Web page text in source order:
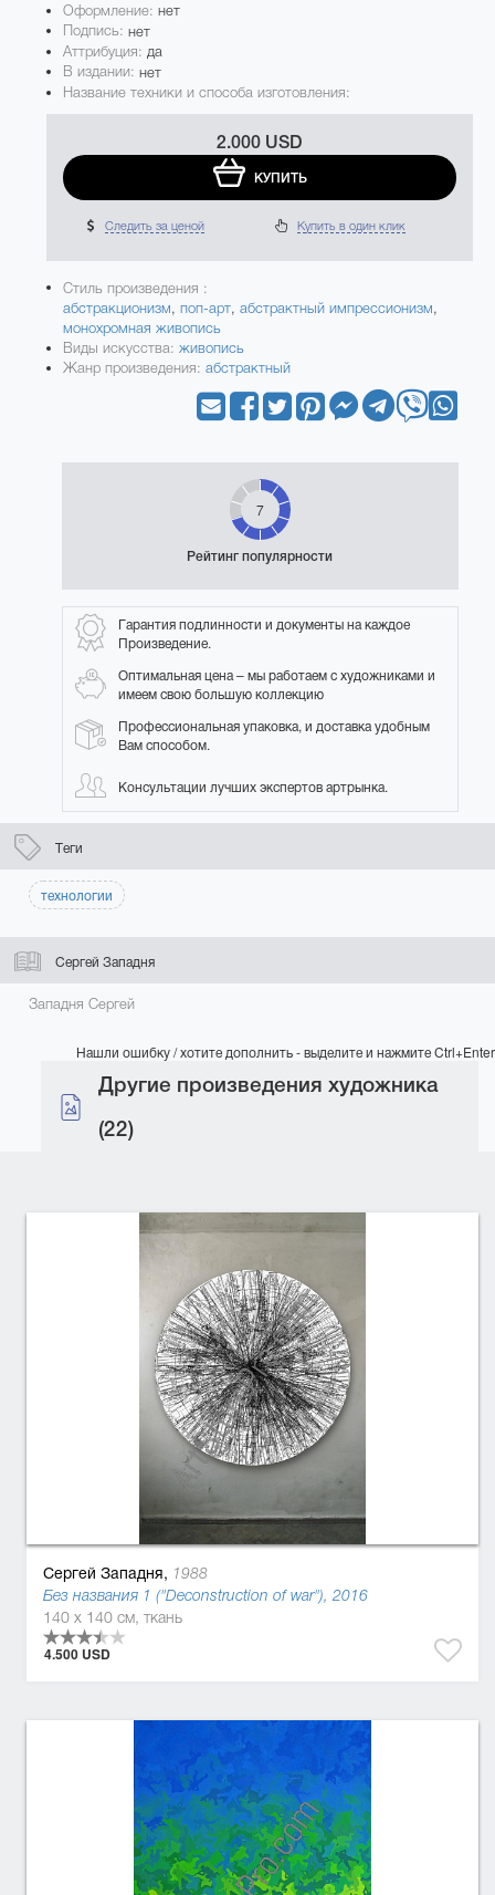
Оформление:нет
Подпись:нет
Аттрибуция: да
В издании:нет
Название техники и способа изготовления:
2.000 USD
КУПИТЬ
Следить за ценой Купить в один клик
Стиль произведения :
абстракционизм,поп-арт,абстрактный импрессионизм,
монохромная живопись
Виды искусства:живопись
Жанр произведения: абстрактный
7
Рейтинг популярности
Гарантия подлинности и документы на каждое
Произведение.
Оптимальная цена – мы работаем с художниками и
имеем свою большую коллекцию
Профессиональная упаковка, и доставка удобным
Вам способом.
Консультации лучших экспертов артрынка.
Теги
технологии
Сергей Западня
Западня Сергей
Нашли ошибку / хотите дополнить - выделите и нажмите Ctrl+Enter
Другие произведения художника
(22)
Сергей Западня, 1988
Без названия 1 ("Deconstruction of war"), 2016
140 x 140 см, ткань
4.500 USD